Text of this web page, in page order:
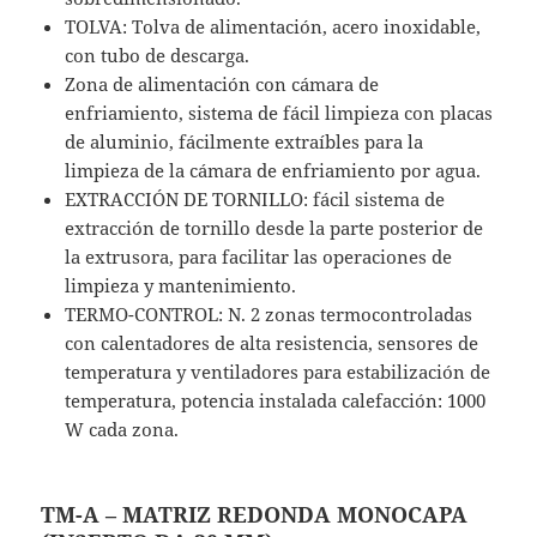
TOLVA: Tolva de alimentación, acero inoxidable,
con tubo de descarga.
Zona de alimentación con cámara de
enfriamiento, sistema de fácil limpieza con placas
de aluminio, fácilmente extraíbles para la
limpieza de la cámara de enfriamiento por agua.
EXTRACCIÓN DE TORNILLO: fácil sistema de
extracción de tornillo desde la parte posterior de
la extrusora, para facilitar las operaciones de
limpieza y mantenimiento.
TERMO-CONTROL: N. 2 zonas termocontroladas
con calentadores de alta resistencia, sensores de
temperatura y ventiladores para estabilización de
temperatura, potencia instalada calefacción: 1000
W cada zona.
TM-A – MATRIZ REDONDA MONOCAPA